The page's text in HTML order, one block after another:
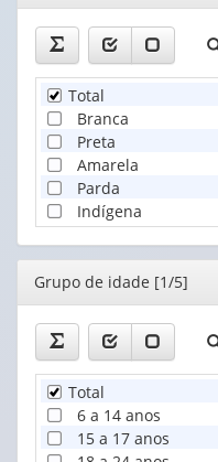
Total
Branca
Preta
Amarela
Parda
Indígena
Editor
Grupo de idade [1/5]
Total
6 a 14 anos
15 a 17 anos